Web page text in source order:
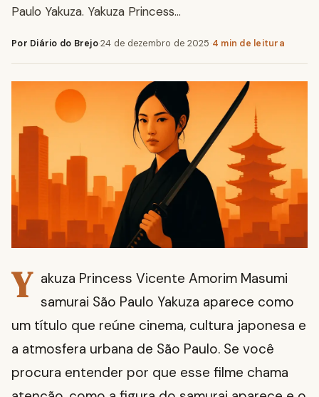
Paulo Yakuza. Yakuza Princess…
Por Diário do Brejo·24 de dezembro de 2025·4 min de leitura
Y akuza Princess Vicente Amorim Masumi
samurai São Paulo Yakuza aparece como
um título que reúne cinema, cultura japonesa e
a atmosfera urbana de São Paulo. Se você
procura entender por que esse filme chama